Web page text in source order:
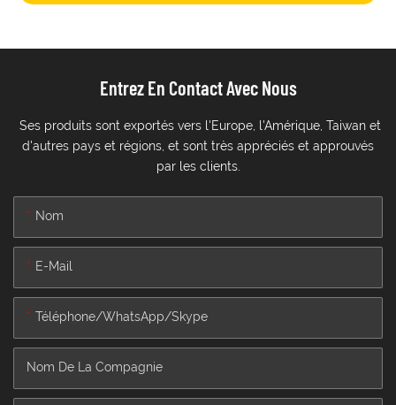
Entrez En Contact Avec Nous
Ses produits sont exportés vers l'Europe, l'Amérique, Taiwan et
d'autres pays et régions, et sont très appréciés et approuvés
par les clients.
Nom
E-Mail
Téléphone/WhatsApp/Skype
Nom De La Compagnie